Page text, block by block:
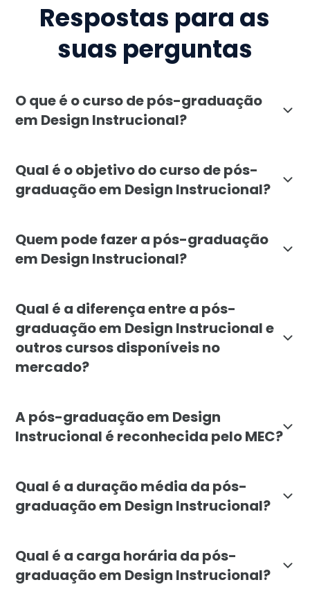
Respostas para as
suas perguntas
O que é o curso de pós-graduação
em Design Instrucional?
Qual é o objetivo do curso de pós-
graduação em Design Instrucional?
Quem pode fazer a pós-graduação
em Design Instrucional?
Qual é a diferença entre a pós-
graduação em Design Instrucional e
outros cursos disponíveis no
mercado?
A pós-graduação em Design
Instrucional é reconhecida pelo MEC?
Qual é a duração média da pós-
graduação em Design Instrucional?
Qual é a carga horária da pós-
graduação em Design Instrucional?